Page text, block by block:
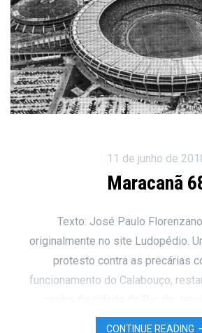
11 de junho de
Maracanã
Texto: José Paulo
originalmente no site Ludopédio.
protesto contra as precárias
funcionamento do Calabouço,
desfecho trágico a morte de
CONTINUE READING